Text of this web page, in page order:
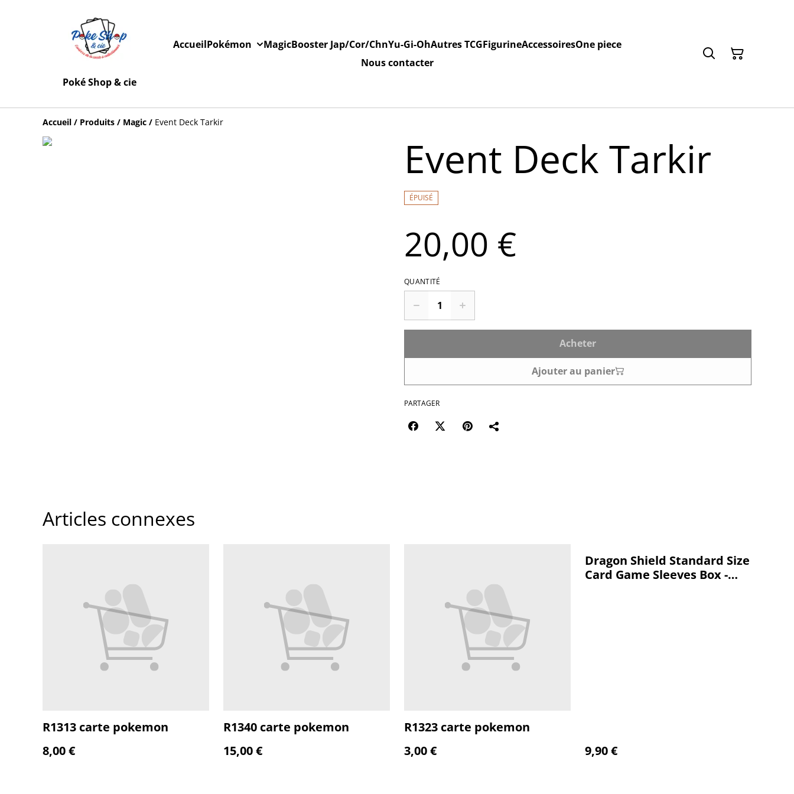
Poké Shop & cie
AccueilPokémon MagicBooster Jap/Cor/ChnYu-Gi-OhAutres TCGFigurineAccessoiresOne piece
Nous contacter
Accueil / Produits / Magic / Event Deck Tarkir
Event Deck Tarkir
ÉPUISÉ
20,00 €
QUANTITÉ
Acheter
Ajouter au panier
PARTAGER
Articles connexes
R1313 carte pokemon
8,00 €
R1340 carte pokemon
15,00 €
R1323 carte pokemon
3,00 €
Dragon Shield Standard Size
Card Game Sleeves Box -
9,90 €